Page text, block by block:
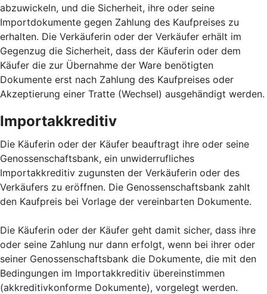
abzuwickeln, und die Sicherheit, ihre oder seine
Importdokumente gegen Zahlung des Kaufpreises zu
erhalten. Die Verkäuferin oder der Verkäufer erhält im
Gegenzug die Sicherheit, dass der Käuferin oder dem
Käufer die zur Übernahme der Ware benötigten
Dokumente erst nach Zahlung des Kaufpreises oder
Akzeptierung einer Tratte (Wechsel) ausgehändigt werden.
Importakkreditiv
Die Käuferin oder der Käufer beauftragt ihre oder seine
Genossenschaftsbank, ein unwiderrufliches
Importakkreditiv zugunsten der Verkäuferin oder des
Verkäufers zu eröffnen. Die Genossenschaftsbank zahlt
den Kaufpreis bei Vorlage der vereinbarten Dokumente.
Die Käuferin oder der Käufer geht damit sicher, dass ihre
oder seine Zahlung nur dann erfolgt, wenn bei ihrer oder
seiner Genossenschaftsbank die Dokumente, die mit den
Bedingungen im Importakkreditiv übereinstimmen
(akkreditivkonforme Dokumente), vorgelegt werden.